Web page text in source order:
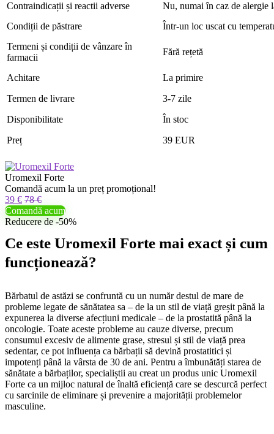
Contraindicații și reactii adverse
Nu, numai în caz de alergie
Condiții de păstrare
Într-un loc uscat cu
Termeni și condiții de vânzare în
farmacii
Fără rețetă
Achitare
La primire
Termen de livrare
3-7 zile
Disponibilitate
În stoc
Preț
39 EUR
Uromexil Forte
Comandă acum la un preț promoțional!
39 € 78 €
Comandă acum
Reducere de -50%
Ce este Uromexil Forte mai exact și cum
funcționează?
Bărbatul de astăzi se confruntă cu un număr destul de mare de
probleme legate de sănătatea sa – de la un stil de viață greșit până la
expunerea la diverse afecțiuni medicale – de la prostatită până la
oncologie. Toate aceste probleme au cauze diverse, precum
consumul excesiv de alimente grase, stresul și stil de viață prea
sedentar, ce pot influența ca bărbații să devină prostatitici și
impotenți până la vârsta de 30 de ani. Pentru a îmbunătăți starea de
sănătate a bărbaților, specialiștii au creat un produs unic Uromexil
Forte ca un mijloc natural de înaltă eficiență care se descurcă perfect
cu sarcinile de eliminare și prevenire a majorității problemelor
masculine.